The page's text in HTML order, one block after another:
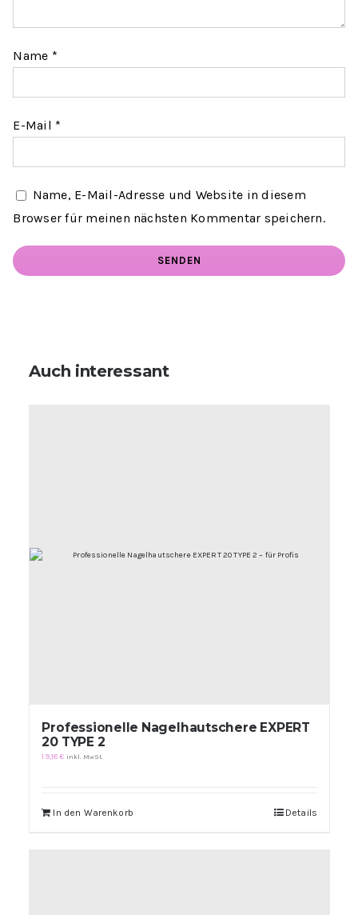
Name *
E-Mail *
Name, E-Mail-Adresse und Website in diesem
Browser für meinen nächsten Kommentar speichern.
Auch interessant
Professionelle Nagelhautschere EXPERT
20 TYPE 2
19,18€ inkl. MwSt.
In den Warenkorb Details